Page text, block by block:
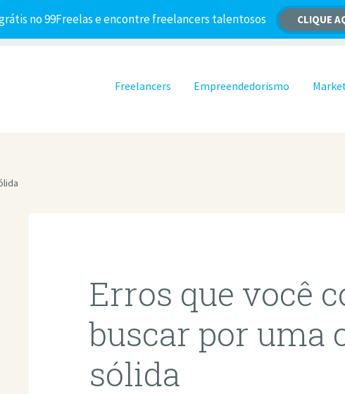
no 99Freelas e encontre freelancers talentosos CLIQUE
Pular para o conteúdo
Freelancers Empreendedorismo
Erros que você
buscar por uma
sólida